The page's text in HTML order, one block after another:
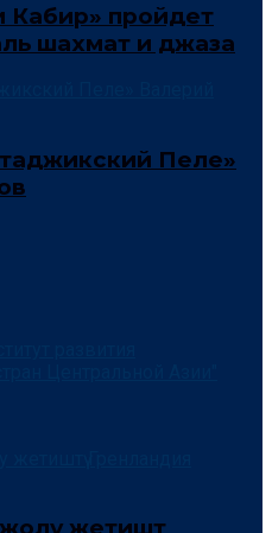
Кабир» пройдет
шахмат и джаза
Пеле»